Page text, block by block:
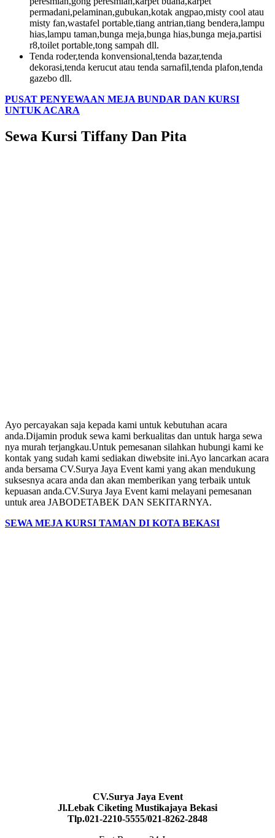
permadani,pelaminan,gubukan,kotak angpao,misty cool atau
misty fan,wastafel portable,tiang antrian,tiang bendera,lampu
hias,lampu taman,bunga meja,bunga hias,bunga meja,partisi
r8,toilet portable,tong sampah dll.
Tenda roder,tenda konvensional,tenda bazar,tenda
dekorasi,tenda kerucut atau tenda sarnafil,tenda plafon,tenda
gazebo dll.
PUSAT PENYEWAAN MEJA BUNDAR DAN KURSI
UNTUK ACARA
Sewa Kursi Tiffany Dan Pita
Ayo percayakan saja kepada kami untuk kebutuhan acara
anda.Dijamin produk sewa kami berkualitas dan untuk harga sewa
nya murah terjangkau.Untuk pemesanan silahkan hubungi kami ke
kontak yang sudah kami sediakan diwebsite ini.Ayo lancarkan acara
anda bersama CV.Surya Jaya Event kami yang akan mendukung
suksesnya acara anda dan akan memberikan yang terbaik untuk
kepuasan anda.CV.Surya Jaya Event kami melayani pemesanan
untuk area JABODETABEK DAN SEKITARNYA.
SEWA MEJA KURSI TAMAN DI KOTA BEKASI
CV.Surya Jaya Event
Jl.Lebak Ciketing Mustikajaya Bekasi
Tlp.021-2210-5555/021-8262-2848